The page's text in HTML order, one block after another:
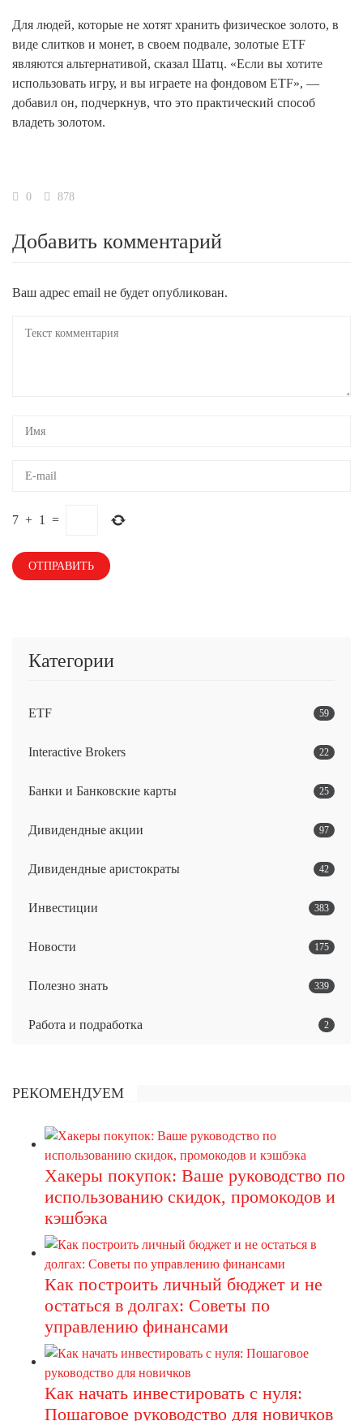
Для людей, которые не хотят хранить физическое золото, в
виде слитков и монет, в своем подвале, золотые ETF
являются альтернативой, сказал Шатц. «Если вы хотите
использовать игру, и вы играете на фондовом ETF», —
добавил он, подчеркнув, что это практический способ
владеть золотом.
0 878
Добавить комментарий
Ваш адрес email не будет опубликован.
7 + 1 =
Категории
ETF 59
Interactive Brokers 22
Банки и Банковские карты 25
Дивидендные акции 97
Дивидендные аристократы 42
Инвестиции 383
Новости 175
Полезно знать 339
Работа и подработка 2
РЕКОМЕНДУЕМ
Хакеры покупок: Ваше руководство по
использованию скидок, промокодов и
кэшбэка
Как построить личный бюджет и не
остаться в долгах: Советы по
управлению финансами
Как начать инвестировать с нуля:
Пошаговое руководство для новичков